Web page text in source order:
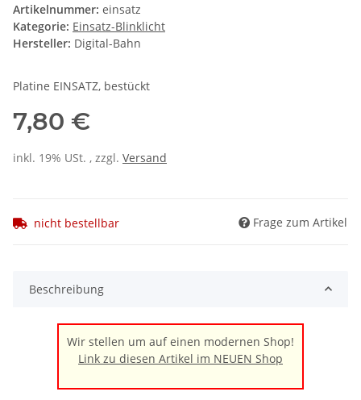
Artikelnummer: einsatz
Kategorie: Einsatz-Blinklicht
Hersteller: Digital-Bahn
Platine EINSATZ, bestückt
7,80 €
inkl. 19% USt. , zzgl. Versand
nicht bestellbar Frage zum Artikel
Beschreibung
Wir stellen um auf einen modernen Shop!
Link zu diesen Artikel im NEUEN Shop